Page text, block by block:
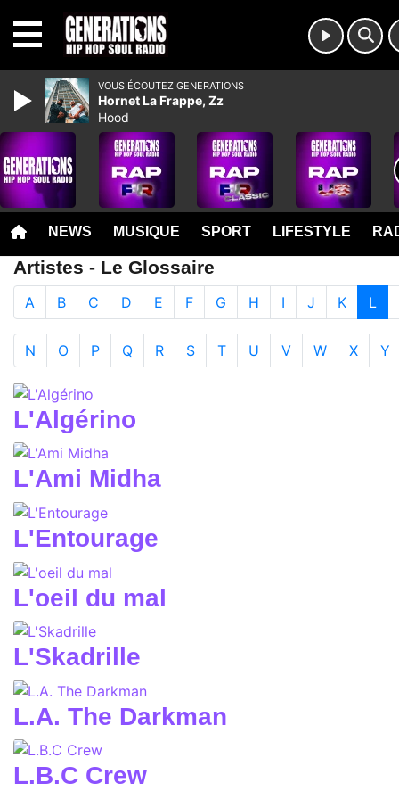
NEWS MUSIQUE SPORT LIFESTYLE
Artistes - Le Glossaire
A B C D E F G H I J K L
N O P Q R S T U V W X Y
L'Algérino
L'Ami Midha
L'Entourage
L'oeil du mal
L'Skadrille
L.A. The Darkman
L.B.C Crew
VOUS ÉCOUTEZ GENERATIONS
Hornet La Frappe, Zz
Hood